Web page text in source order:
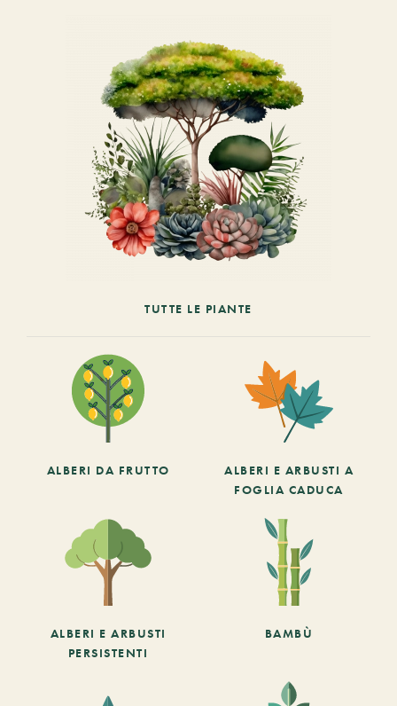
TUTTE LE PIANTE
ALBERI DA FRUTTO
ALBERI E ARBUSTI A
FOGLIA CADUCA
ALBERI E ARBUSTI
PERSISTENTI
BAMBÙ